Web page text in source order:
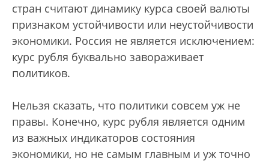
стран считают динамику курса своей валюты
признаком устойчивости или неустойчивости
экономики. Россия не является исключением:
курс рубля буквально завораживает
политиков.
Нельзя сказать, что политики совсем уж не
правы. Конечно, курс рубля является одним
из важных индикаторов состояния
экономики, но не самым главным и уж точно